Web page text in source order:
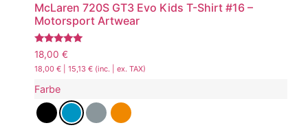
McLaren 720S GT3 Evo Kids T-Shirt #16 –
Motorsport Artwear
Bewertet
mit
5.00
18,00 €
18,00 € 15,13 € (inc. | ex. TAX)
Farbe